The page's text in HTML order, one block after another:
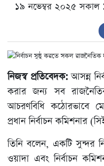
১৯ নভেম্বর ২০২৫
নিজস্ব প্রতিবেদক:আসন্ন
করার জন্য সব
আচরণবিধি কঠোরভাবে
প্রধান নির্বাচন কমিশনার
তিনি বলেন, একটি সুন্দর
ওয়াদা এবং নির্বাচন